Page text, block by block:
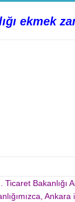
ekmek
Bakanlığı